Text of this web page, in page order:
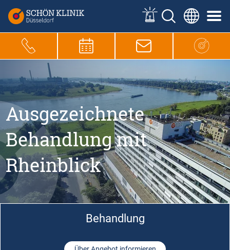
Ausgezeichnete
Behandlung mit
Rheinblick
Behandlung